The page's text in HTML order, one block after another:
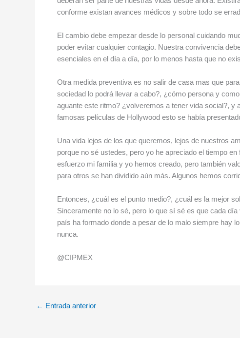
conforme existan avances médicos y sobre todo se
El cambio debe empezar desde lo personal cuidando
poder evitar cualquier contagio. Nuestra convivencia
esenciales en el día a día, por lo menos hasta que no
Otra medida preventiva es no salir de casa mas que
sociedad lo podrá llevar a cabo?, ¿cómo persona y
aguante este ritmo? ¿volveremos a tener vida social?,
famosas películas de Hollywood esto se había
Una vida lejos de los que queremos, lejos de nuestros
porque no sé ustedes, pero yo he apreciado el tiempo
esfuerzo mi familia y yo hemos creado, pero también
para otros se han dividido aún más. Algunos hemos
Entonces, ¿cuál es el punto medio?, ¿cuál es la mejor
Sinceramente no lo sé, pero lo que sí sé es que cada
país ha formado donde a pesar de lo malo siempre hay
nunca.
@CIPMEX
← Entrada anterior